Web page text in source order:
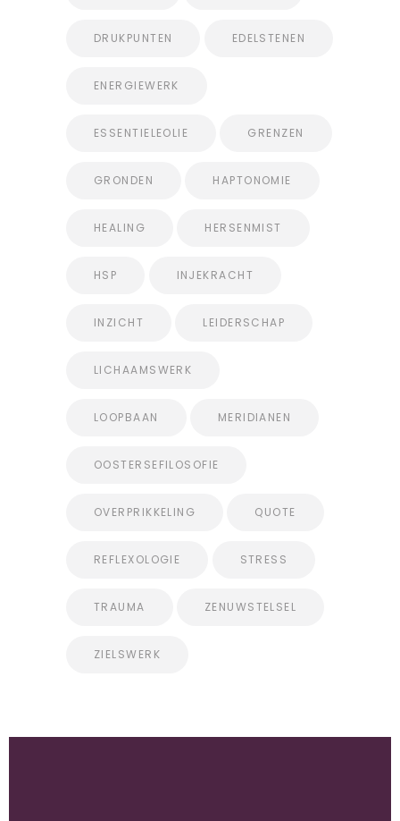
DRUKPUNTEN EDELSTENEN
ENERGIEWERK
ESSENTIELEOLIE GRENZEN
GRONDEN HAPTONOMIE
HEALING HERSENMIST
HSP INJEKRACHT
INZICHT LEIDERSCHAP
LICHAAMSWERK
LOOPBAAN MERIDIANEN
OOSTERSEFILOSOFIE
OVERPRIKKELING QUOTE
REFLEXOLOGIE STRESS
TRAUMA ZENUWSTELSEL
ZIELSWERK